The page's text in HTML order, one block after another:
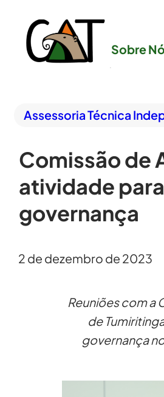
Sobre
Assessoria Técnica
Comissão de
atividade
governança
2 de dezembro de 2023
Reuniões com a
de
governança